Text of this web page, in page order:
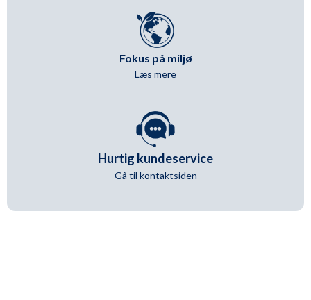
Fokus på miljø
Læs mere
Hurtig kundeservice
Gå til kontaktsiden